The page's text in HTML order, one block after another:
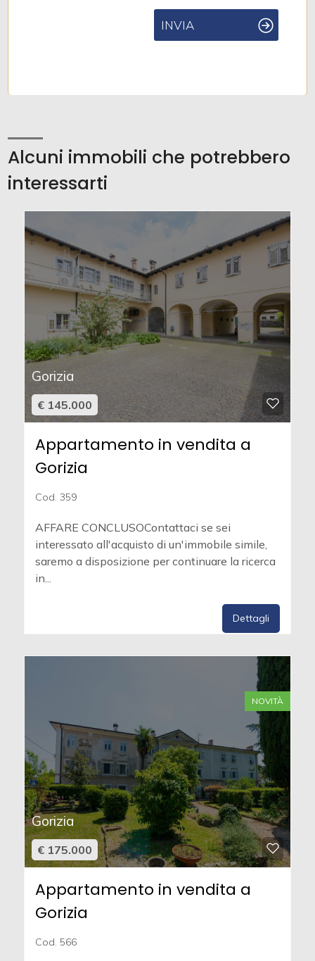
INVIA
Alcuni immobili che potrebbero
interessarti
Gorizia
€ 145.000
Appartamento in vendita a
Gorizia
Cod. 359
AFFARE CONCLUSOContattaci se sei
interessato all'acquisto di un'immobile simile,
saremo a disposizione per continuare la ricerca
in...
Dettagli
NOVITÀ
Gorizia
€ 175.000
Appartamento in vendita a
Gorizia
Cod. 566